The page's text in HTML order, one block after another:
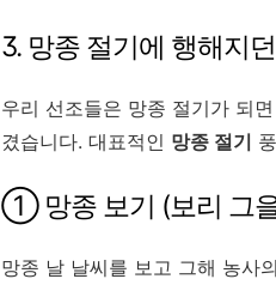
3. 망종 절기에 행해지
우리 선조들은 망종 절기가 되
겼습니다. 대표적인 망종 절기
① 망종 보기 (보리 그
망종 날 날씨를 보고 그해 농사